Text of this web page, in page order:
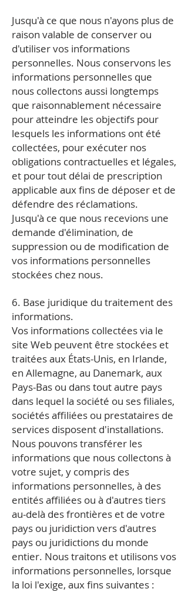
Jusqu'à ce que nous n'ayons plus de
raison valable de conserver ou
d'utiliser vos informations
personnelles. Nous conservons les
informations personnelles que
nous collectons aussi longtemps
que raisonnablement nécessaire
pour atteindre les objectifs pour
lesquels les informations ont été
collectées, pour exécuter nos
obligations contractuelles et légales,
et pour tout délai de prescription
applicable aux fins de déposer et de
défendre des réclamations.
Jusqu'à ce que nous recevions une
demande d'élimination, de
suppression ou de modification de
vos informations personnelles
stockées chez nous.
6. Base juridique du traitement des
informations.
Vos informations collectées via le
site Web peuvent être stockées et
traitées aux États-Unis, en Irlande,
en Allemagne, au Danemark, aux
Pays-Bas ou dans tout autre pays
dans lequel la société ou ses filiales,
sociétés affiliées ou prestataires de
services disposent d'installations.
Nous pouvons transférer les
informations que nous collectons à
votre sujet, y compris des
informations personnelles, à des
entités affiliées ou à d'autres tiers
au-delà des frontières et de votre
pays ou juridiction vers d'autres
pays ou juridictions du monde
entier. Nous traitons et utilisons vos
informations personnelles, lorsque
la loi l'exige, aux fins suivantes :